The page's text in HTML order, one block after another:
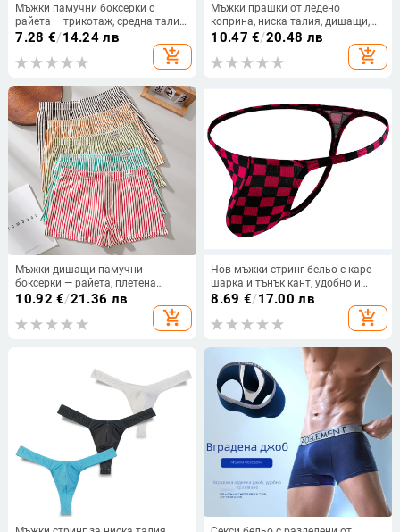
Мъжки памучни боксерки с
райета – трикотаж, средна талия,
100% памук, вътрешна част от
7.28 €/14.24 лв
add_shopping_cart
Мъжки прашки от ледено
коприна, ниска талия, дишащи,
висока еластичност, с джоб
10.47 €/20.48 лв
add_shopping_cart
Мъжки дишащи памучни
боксерки — райета, плетена
материя, средна талия, 95%+
10.92 €/21.36 лв
add_shopping_cart
Нов мъжки стринг бельо с каре
шарка и тънък кант, удобно и
дишащо
8.69 €/17.00 лв
add_shopping_cart